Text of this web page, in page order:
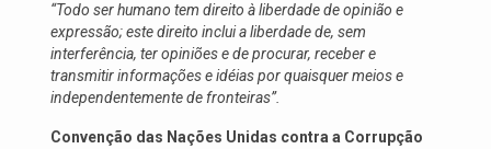
“Todo ser humano tem direito à liberdade de opinião e
expressão; este direito inclui a liberdade de, sem
interferência, ter opiniões e de procurar, receber e
transmitir informações e idéias por quaisquer meios e
independentemente de fronteiras”.
Convenção das Nações Unidas contra a Corrupção